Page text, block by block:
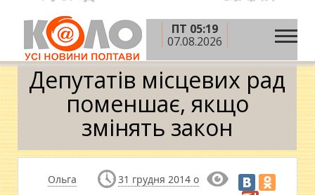
ПТ 05:19
07.08.2026
Головна » Новини » Політика »Депутатів
місцевих рад поменшає, якщо змінять закон
Депутатів місцевих рад
поменшає, якщо
змінять закон
Ольга
31 грудня 2014 о